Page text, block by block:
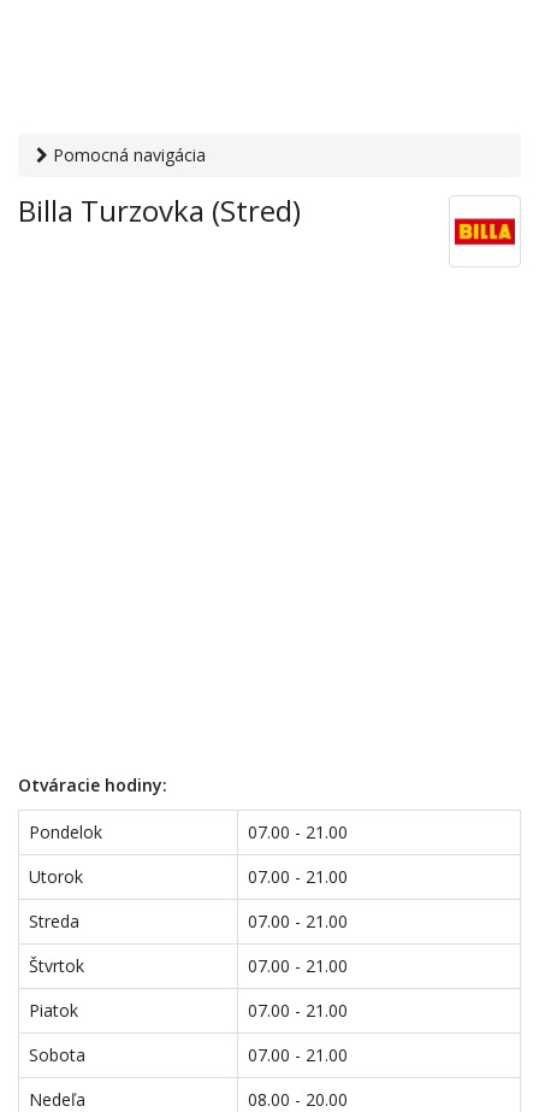
Pomocná navigácia
supermarkety› Billa Turzovka (Stred)
Billa Turzovka (Stred)
Otváracie hodiny:
Pondelok
07.00 - 21.00
Utorok
07.00 - 21.00
Streda
07.00 - 21.00
Štvrtok
07.00 - 21.00
Piatok
07.00 - 21.00
Sobota
07.00 - 21.00
Nedeľa
08.00 - 20.00